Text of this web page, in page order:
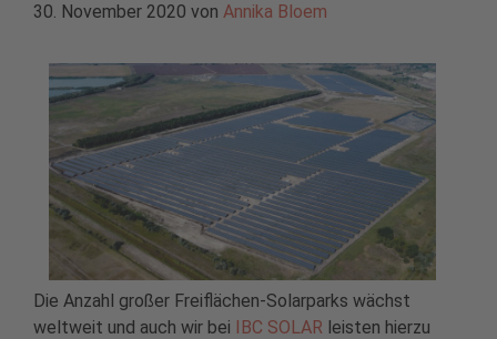
30. November 2020 von Annika Bloem
Die Anzahl großer Freiflächen-Solarparks wächst
weltweit und auch wir bei IBC SOLAR leisten hierzu